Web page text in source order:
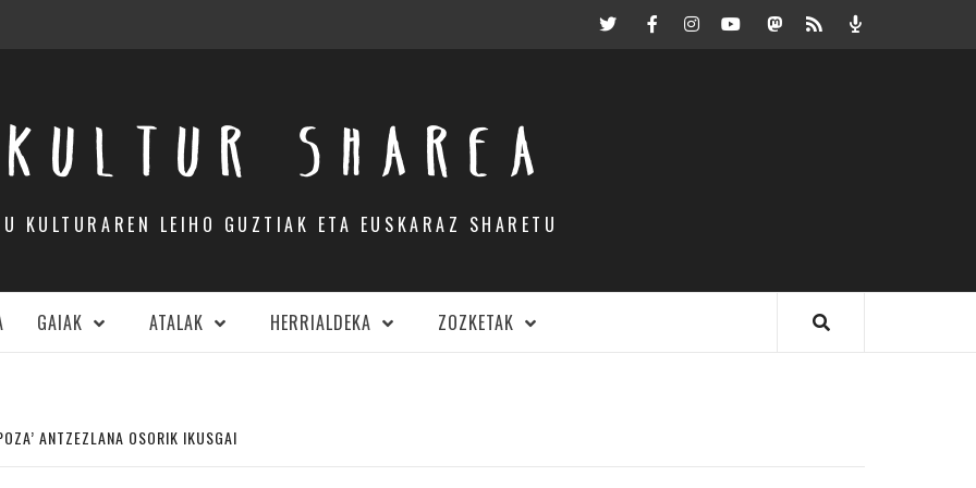
TwitterFacebookInstagramYoutubeMastodon.eus
RSS Podcast
KULTUR SHAREA
KULTURAREN LEIHO GUZTIAK ETA EUSKARAZ SHARETU
GAIAK ATALAK HERRIALDEKA ZOZKETAK
ANTZEZLANA OSORIK IKUSGAI